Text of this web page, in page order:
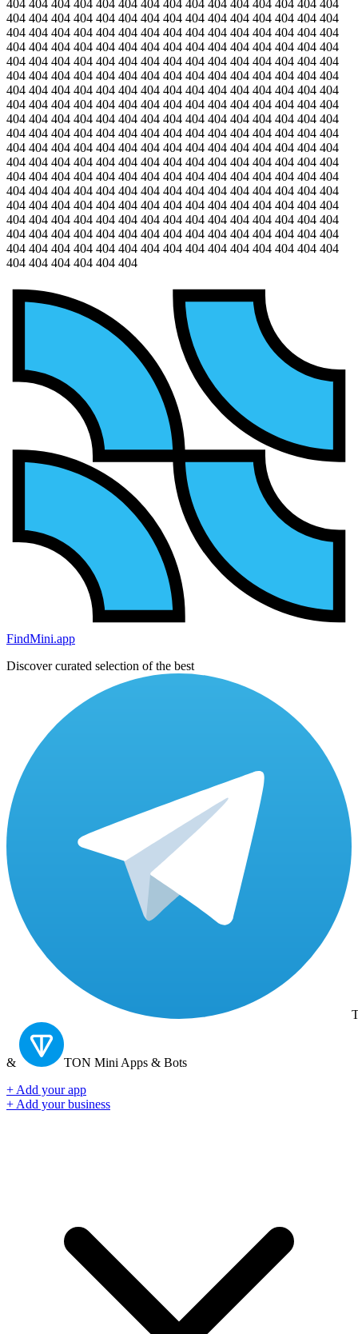
404 404 404 404 404 404 404 404 404 404 404 404 404 404 404
404 404 404 404 404 404 404 404 404 404 404 404 404 404 404
404 404 404 404 404 404 404 404 404 404 404 404 404 404 404
404 404 404 404 404 404 404 404 404 404 404 404 404 404 404
404 404 404 404 404 404 404 404 404 404 404 404 404 404 404
404 404 404 404 404 404 404 404 404 404 404 404 404 404 404
404 404 404 404 404 404 404 404 404 404 404 404 404 404 404
404 404 404 404 404 404 404 404 404 404 404 404 404 404 404
404 404 404 404 404 404 404 404 404 404 404 404 404 404 404
404 404 404 404 404 404 404 404 404 404 404 404 404 404 404
404 404 404 404 404 404 404 404 404 404 404 404 404 404 404
404 404 404 404 404 404 404 404 404 404 404 404 404 404 404
404 404 404 404 404 404 404 404 404 404 404 404 404 404 404
404 404 404 404 404 404 404 404 404 404 404 404 404 404 404
404 404 404 404 404 404 404 404 404 404 404 404 404 404 404
404 404 404 404 404 404 404 404 404 404 404 404 404 404 404
404 404 404 404 404 404 404 404 404 404 404 404 404 404 404
404 404 404 404 404 404 404 404 404 404 404 404 404 404 404
404 404 404 404 404 404
FindMini.app
Discover curated selection of the best
& TON Mini Apps & Bots
+ Add your app
+ Add your business